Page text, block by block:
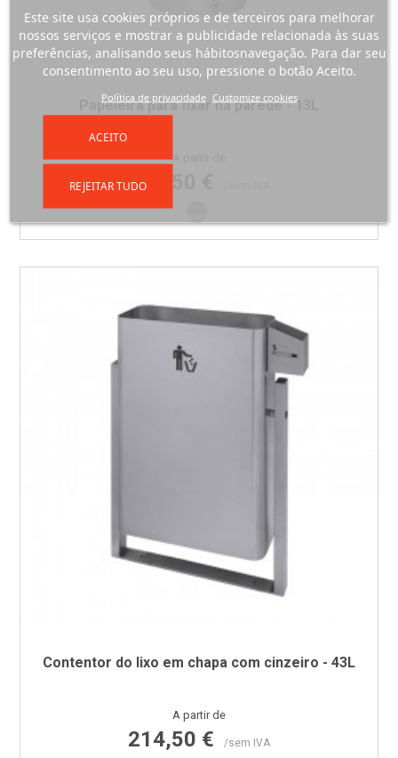
Papeleira para fixar na parede - 13L
A partir de
118,50 €
Contentor do lixo em chapa com cinzeiro - 43L
Preço
A partir de
214,50 € /sem IVA
Este site usa cookies próprios e de terceiros para melhorar
nossos serviços e mostrar a publicidade relacionada às suas
preferências, analisando seus hábitosnavegação. Para dar seu
consentimento ao seu uso, pressione o botão Aceito.
Política de privacidade Customize cookies
REJEITAR TUDO
ACEITO